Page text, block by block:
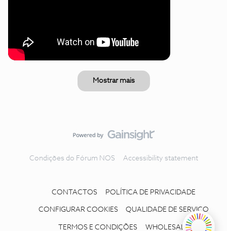
Mostrar mais
Condições do Fórum NOS Accessibility statement
CONTACTOS POLÍTICA DE PRIVACIDADE
CONFIGURAR COOKIES QUALIDADE DE SERVIÇO
TERMOS E CONDIÇÕES WHOLESALE